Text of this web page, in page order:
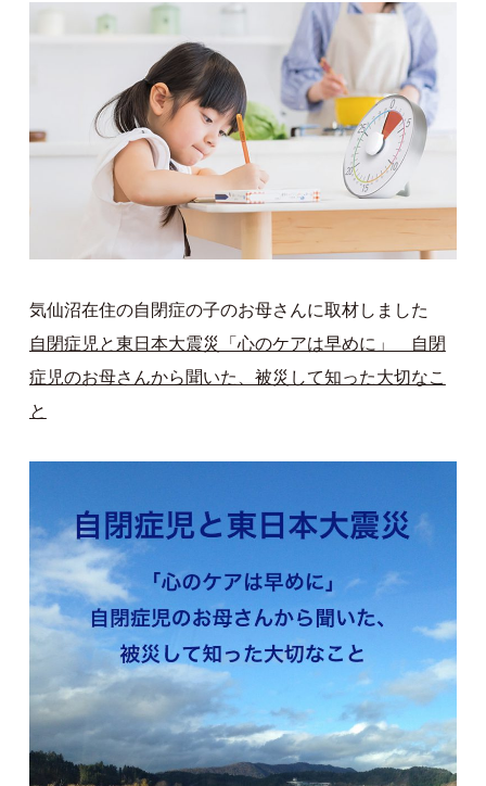
気仙沼在住の自閉症の子のお母さんに取材しました
自閉症児と東日本大震災「心のケアは早めに」 自閉
症児のお母さんから聞いた、被災して知った大切なこ
と